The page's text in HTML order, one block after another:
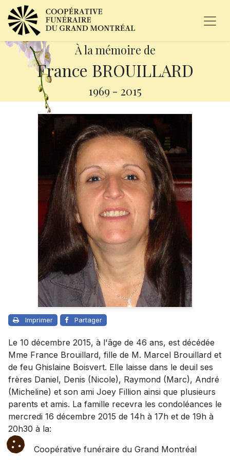
À la mémoire de
France BROUILLARD
1969 - 2015
Imprimer Partager
Le 10 décembre 2015, à l'âge de 46 ans, est décédée
Mme France Brouillard, fille de M. Marcel Brouillard et
de feu Ghislaine Boisvert. Elle laisse dans le deuil ses
frères Daniel, Denis (Nicole), Raymond (Marc), André
(Micheline) et son ami Joey Fillion ainsi que plusieurs
parents et amis. La famille recevra les condoléances le
mercredi 16 décembre 2015 de 14h à 17h et de 19h à
20h30 à la:
Coopérative funéraire du Grand Montréal